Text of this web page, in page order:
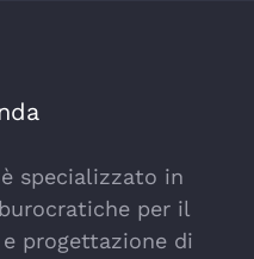
specializzato in
per il
progettazione di